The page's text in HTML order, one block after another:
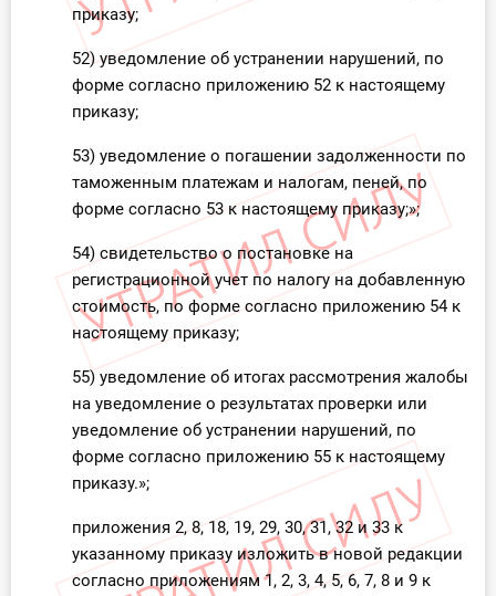
приказу;
52) уведомление об устранении нарушений, по
форме согласно приложению 52 к настоящему
приказу;
53) уведомление о погашении задолженности по
таможенным платежам и налогам, пеней, по
форме согласно 53 к настоящему приказу;»;
54) свидетельство о постановке на
регистрационной учет по налогу на добавленную
стоимость, по форме согласно приложению 54 к
настоящему приказу;
55) уведомление об итогах рассмотрения жалобы
на уведомление о результатах проверки или
уведомление об устранении нарушений, по
форме согласно приложению 55 к настоящему
приказу.»;
приложения 2, 8, 18, 19, 29, 30, 31, 32 и 33 к
указанному приказу изложить в новой редакции
согласно приложениям 1, 2, 3, 4, 5, 6, 7, 8 и 9 к